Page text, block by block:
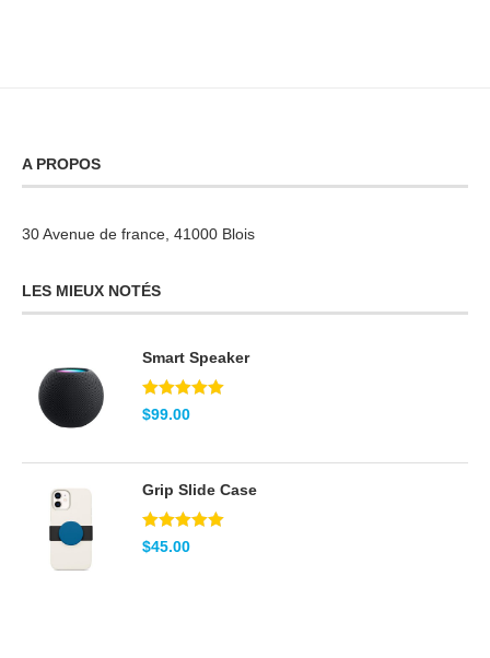
A PROPOS
30 Avenue de france, 41000 Blois
LES MIEUX NOTÉS
Smart Speaker
Note5.00
sur 5
$99.00
Grip Slide Case
Note5.00
sur 5
$45.00